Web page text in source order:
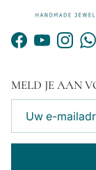
Facebook
YouTube
MELD JE AAN